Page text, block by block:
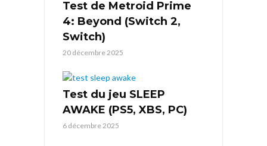
Test de Metroid Prime
4: Beyond (Switch 2,
Switch)
20 décembre 2025
Test du jeu SLEEP
AWAKE (PS5, XBS, PC)
6 décembre 2025